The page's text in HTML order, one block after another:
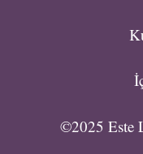
©2025 Este